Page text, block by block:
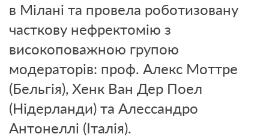
в Мілані та провела роботизовану
часткову нефректомію з
високоповажною групою
модераторів: проф. Алекс Моттре
(Бельгія), Хенк Ван Дер Поел
(Нідерланди) та Алессандро
Антонеллі (Італія).